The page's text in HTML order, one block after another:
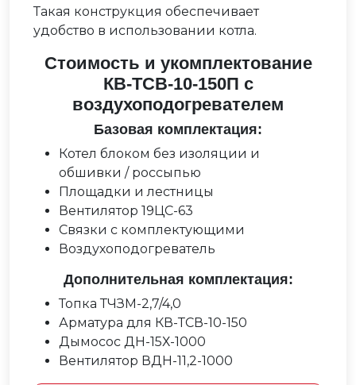
Такая конструкция обеспечивает
удобство в использовании котла.
Стоимость и укомплектование
КВ-ТСВ-10-150П с
воздухоподогревателем
Базовая комплектация:
Котел блоком без изоляции и
обшивки / россыпью
Площадки и лестницы
Вентилятор 19ЦС-63
Связки с комплектующими
Воздухоподогреватель
Дополнительная комплектация:
Топка ТЧЗМ-2,7/4,0
Арматура для КВ-ТСВ-10-150
Дымосос ДН-15Х-1000
Вентилятор ВДН-11,2-1000